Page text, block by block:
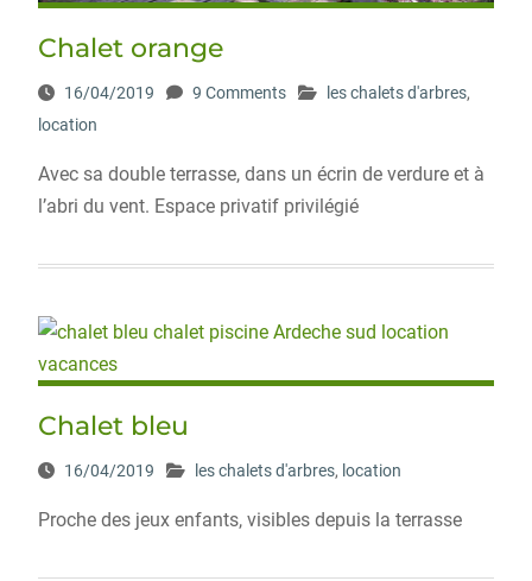
Chalet orange
16/04/2019 9 Comments les chalets d'arbres,
location
Avec sa double terrasse, dans un écrin de verdure et à
l’abri du vent. Espace privatif privilégié
Chalet bleu
16/04/2019 les chalets d'arbres, location
Proche des jeux enfants, visibles depuis la terrasse